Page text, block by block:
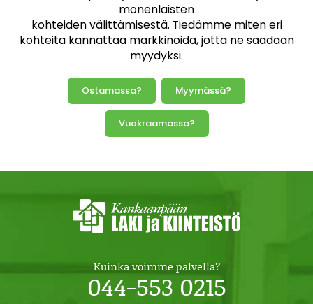
monenlaisten
kohteiden välittämisestä. Tiedämme miten eri
kohteita kannattaa markkinoida, jotta ne saadaan
myydyksi.
Ostamassa? Myymässä?
Vuokraamassa?
Kuinka voimme palvella?
044-553 0215